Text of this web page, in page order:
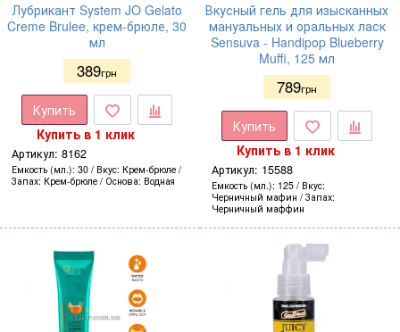
Лубрикант System JO Gelato
Creme Brulee, крем-брюле, 30
мл
389грн
Купить
Купить в 1 клик
Артикул: 8162
Емкость (мл.) 30 Вкус Крем-брюле
Запах Крем-брюле Основа Водная
Вкусный гель для изысканных
мануальных и оральных ласк
Sensuva - Handipop Blueberry
Muffi, 125 мл
789грн
Купить
Купить в 1 клик
Артикул: 15588
Емкость (мл.) 125
Вкус
Черничный мафин
Запах
Черничный маффин